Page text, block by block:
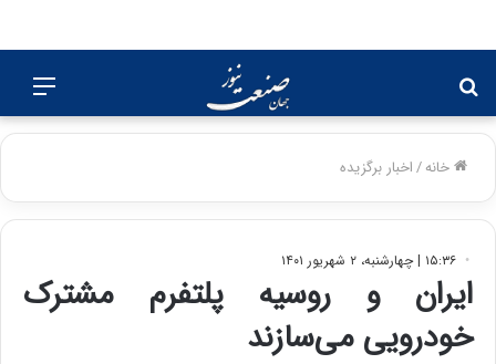
برای
خانه/اخبار برگزیده
۱۵:۳۶ | چهارشنبه، ۲ شهریور ۱۴۰۱
ایران و روسیه پلتفرم مشترک
خودرویی می‌سازند